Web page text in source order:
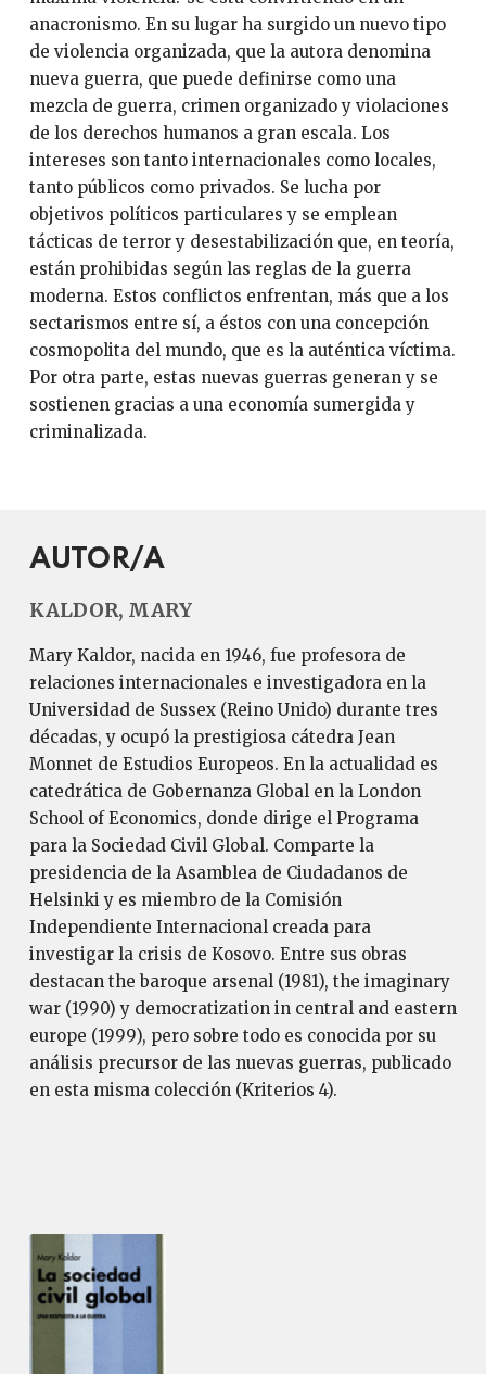
anacronismo. En su lugar ha surgido un nuevo tipo
de violencia organizada, que la autora denomina
nueva guerra, que puede definirse como una
mezcla de guerra, crimen organizado y violaciones
de los derechos humanos a gran escala. Los
intereses son tanto internacionales como locales,
tanto públicos como privados. Se lucha por
objetivos políticos particulares y se emplean
tácticas de terror y desestabilización que, en teoría,
están prohibidas según las reglas de la guerra
moderna. Estos conflictos enfrentan, más que a los
sectarismos entre sí, a éstos con una concepción
cosmopolita del mundo, que es la auténtica víctima.
Por otra parte, estas nuevas guerras generan y se
sostienen gracias a una economía sumergida y
criminalizada.
AUTOR/A
KALDOR, MARY
Mary Kaldor, nacida en 1946, fue profesora de
relaciones internacionales e investigadora en la
Universidad de Sussex (Reino Unido) durante tres
décadas, y ocupó la prestigiosa cátedra Jean
Monnet de Estudios Europeos. En la actualidad es
catedrática de Gobernanza Global en la London
School of Economics, donde dirige el Programa
para la Sociedad Civil Global. Comparte la
presidencia de la Asamblea de Ciudadanos de
Helsinki y es miembro de la Comisión
Independiente Internacional creada para
investigar la crisis de Kosovo. Entre sus obras
destacan the baroque arsenal (1981), the imaginary
war (1990) y democratization in central and eastern
europe (1999), pero sobre todo es conocida por su
análisis precursor de las nuevas guerras, publicado
en esta misma colección (Kriterios 4).